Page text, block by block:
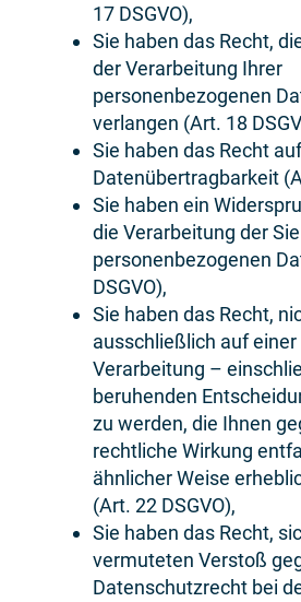
17 DSGVO),
Sie haben das Recht,
der Verarbeitung Ihrer
personenbezogenen
verlangen (Art. 18
Sie haben das Recht auf
Datenübertragbarkeit
Sie haben ein
die Verarbeitung der
personenbezogenen
DSGVO),
Sie haben das Recht,
ausschließlich auf
Verarbeitung –
beruhenden
zu werden, die Ihnen
rechtliche Wirkung
ähnlicher Weise
(Art. 22 DSGVO),
Sie haben das Recht,
vermuteten Verstoß
Datenschutzrecht bei